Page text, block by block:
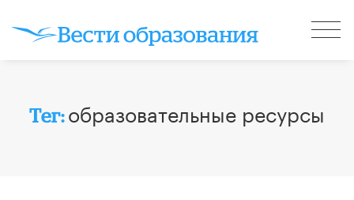
Тег:образовательные ресурсы